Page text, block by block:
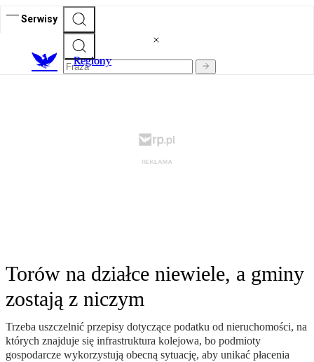
Serwisy
Regiony
Torów na działce niewiele, a gminy
zostają z niczym
Trzeba uszczelnić przepisy dotyczące podatku od nieruchomości, na
których znajduje się infrastruktura kolejowa, bo podmioty
gospodarcze wykorzystują obecną sytuację, aby unikać płacenia